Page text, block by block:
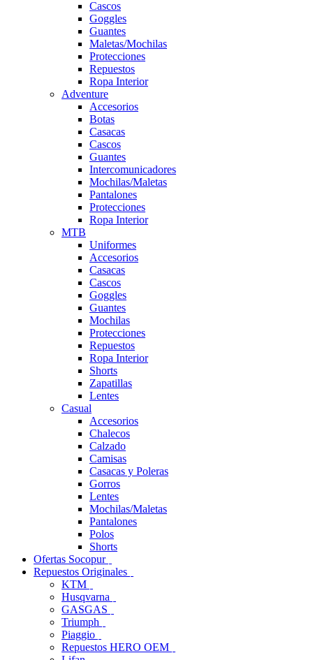
Cascos
Goggles
Guantes
Maletas/Mochilas
Protecciones
Repuestos
Ropa Interior
Adventure
Accesorios
Botas
Casacas
Cascos
Guantes
Intercomunicadores
Mochilas/Maletas
Pantalones
Protecciones
Ropa Interior
MTB
Uniformes
Accesorios
Casacas
Cascos
Goggles
Guantes
Mochilas
Protecciones
Repuestos
Ropa Interior
Shorts
Zapatillas
Lentes
Casual
Accesorios
Chalecos
Calzado
Camisas
Casacas y Poleras
Gorros
Lentes
Mochilas/Maletas
Pantalones
Polos
Shorts
Ofertas Socopur
Repuestos Originales
KTM
Husqvarna
GASGAS
Triumph
Piaggio
Repuestos HERO OEM